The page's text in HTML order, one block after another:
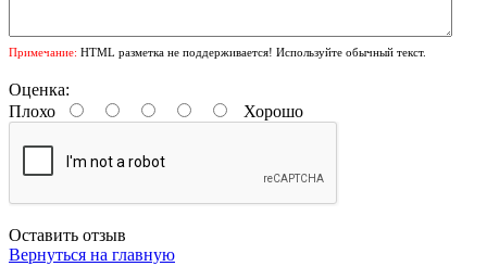
Примечание: HTML разметка не поддерживается! Используйте обычный текст.
Оценка:
Плохо
Хорошо
Оставить отзыв
Вернуться на главную